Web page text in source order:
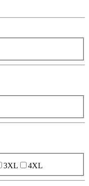
3XL 4XL